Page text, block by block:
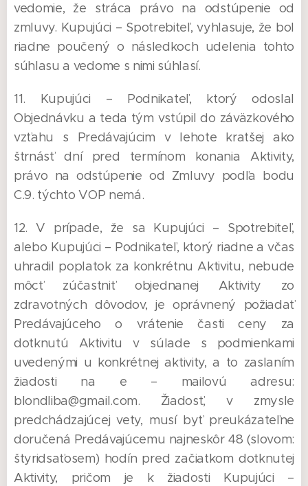
vedomie, že stráca právo na odstúpenie od
zmluvy. Kupujúci – Spotrebiteľ, vyhlasuje, že bol
riadne poučený o následkoch udelenia tohto
súhlasu a vedome s nimi súhlasí.
11. Kupujúci – Podnikateľ, ktorý odoslal
Objednávku a teda tým vstúpil do záväzkového
vzťahu s Predávajúcim v lehote kratšej ako
štrnásť dní pred termínom konania Aktivity,
právo na odstúpenie od Zmluvy podľa bodu
C.9. týchto VOP nemá.
12. V prípade, že sa Kupujúci – Spotrebiteľ,
alebo Kupujúci – Podnikateľ, ktorý riadne a včas
uhradil poplatok za konkrétnu Aktivitu, nebude
môcť zúčastniť objednanej Aktivity zo
zdravotných dôvodov, je oprávnený požiadať
Predávajúceho o vrátenie časti ceny za
dotknutú Aktivitu v súlade s podmienkami
uvedenými u konkrétnej aktivity, a to zaslaním
žiadosti na e – mailovú adresu:
blondliba@gmail.com. Žiadosť, v zmysle
predchádzajúcej vety, musí byť preukázateľne
doručená Predávajúcemu najneskôr 48 (slovom:
štyridsaťosem) hodín pred začiatkom dotknutej
Aktivity, pričom je k žiadosti Kupujúci –